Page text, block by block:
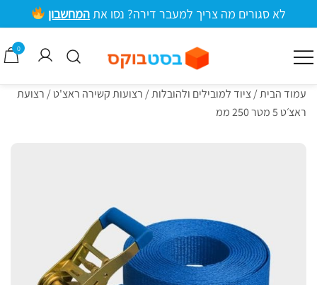
לתוכן
לא סגורים מה צריך למעבר דירה? נסו את המחשבון
בסטבוקס
0
עמוד הבית/ציוד למובילים ולהובלות/ רצועות קשירה ראצ'ט/ רצועת
ראצ׳ט 5 מטר 250 ממ